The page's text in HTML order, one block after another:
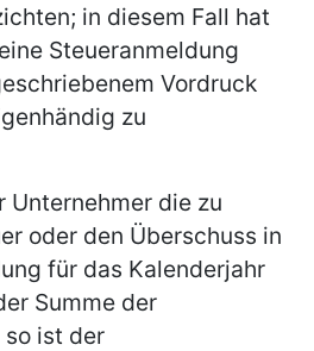
in diesem Fall hat
Steueranmeldung
Vordruck
zu
Unternehmer die zu
oder den Überschuss in
für das Kalenderjahr
Summe der
so ist der